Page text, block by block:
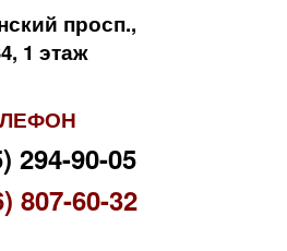
просп.,
1 этаж
294-90-05
807-60-32